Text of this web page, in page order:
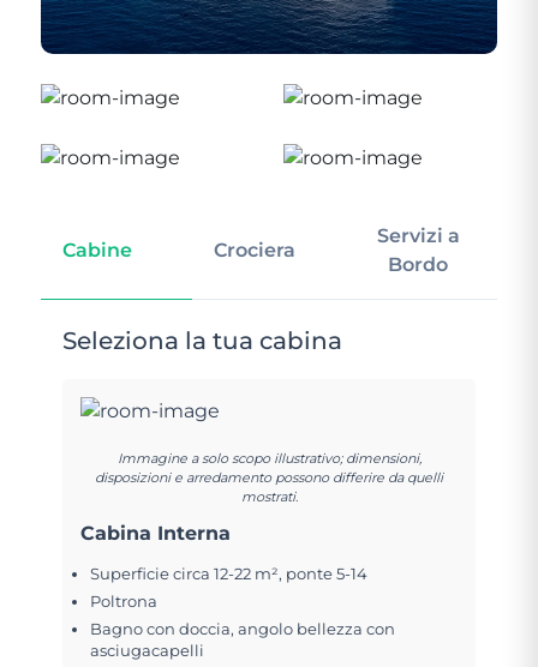
Cabine Crociera
Servizi a
Bordo
Seleziona la tua cabina
Immagine a solo scopo illustrativo; dimensioni,
disposizioni e arredamento possono differire da quelli
mostrati.
Cabina Interna
Superficie circa 12-22 m², ponte 5-14
Poltrona
Bagno con doccia, angolo bellezza con
asciugacapelli